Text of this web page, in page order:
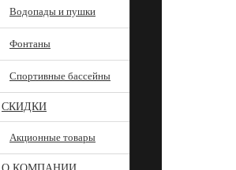
Водопады и пушки
Фонтаны
Спортивные бассейны
СКИДКИ
Акционные товары